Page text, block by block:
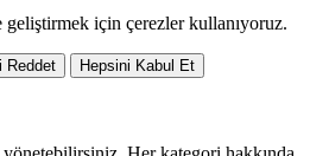
için çerezler kullanıyoruz.
Reddet Hepsini Kabul Et